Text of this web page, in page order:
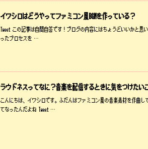
イワシロはどうやってファミコン風BGMを作っている？
Tweet この記事は自問自答です！ブログの内容にはちょうどいいかと
ったプロセスを …
ラウドネスってなに？音楽を配信するときに気をつけたい
こんにちは、イワシロです。ふだんはファミコン風の音楽素材を作曲
てなったんだよね Tweet …